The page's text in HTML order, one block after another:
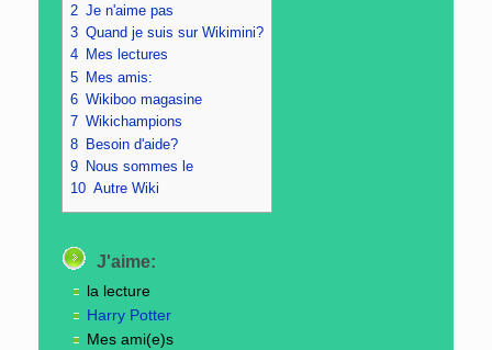
2 Je n'aime pas
3 Quand je suis sur Wikimini?
4 Mes lectures
5 Mes amis:
6 Wikiboo magasine
7 Wikichampions
8 Besoin d'aide?
9 Nous sommes le
10 Autre Wiki
J'aime:
la lecture
Harry Potter
Mes ami(e)s